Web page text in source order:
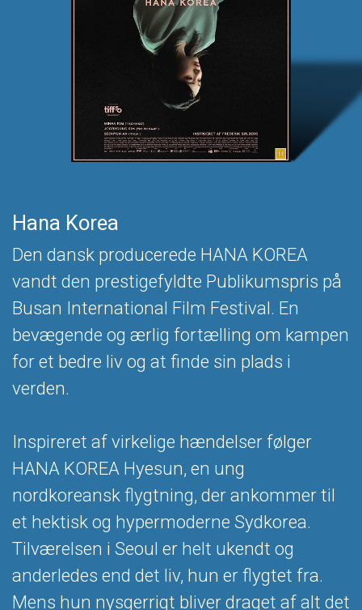
Hana Korea
Den dansk producerede HANA KOREA
vandt den prestigefyldte Publikumspris på
Busan International Film Festival. En
bevægende og ærlig fortælling om kampen
for et bedre liv og at finde sin plads i
verden.
Inspireret af virkelige hændelser følger
HANA KOREA Hyesun, en ung
nordkoreansk flygtning, der ankommer til
et hektisk og hypermoderne Sydkorea.
Tilværelsen i Seoul er helt ukendt og
anderledes end det liv, hun er flygtet fra.
Mens hun nysgerrigt bliver draget af alt det